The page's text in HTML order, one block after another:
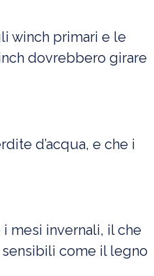
winch primari e le
dovrebbero girare
d’acqua, e che i
mesi invernali, il che
come il legno